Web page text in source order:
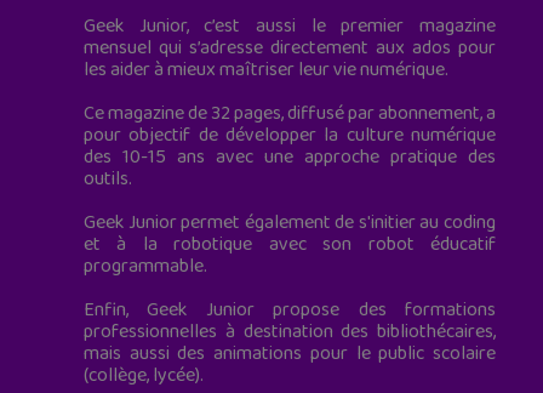
Geek Junior, c’est aussi le premier magazine
mensuel qui s’adresse directement aux ados pour
les aider à mieux maîtriser leur vie numérique.
Ce magazine de 32 pages, diffusé par abonnement, a
pour objectif de développer la culture numérique
des 10-15 ans avec une approche pratique des
outils.
Geek Junior permet également de s'initier au coding
et à la robotique avec son robot éducatif
programmable.
Enfin, Geek Junior propose des formations
professionnelles à destination des bibliothécaires,
mais aussi des animations pour le public scolaire
(collège, lycée).